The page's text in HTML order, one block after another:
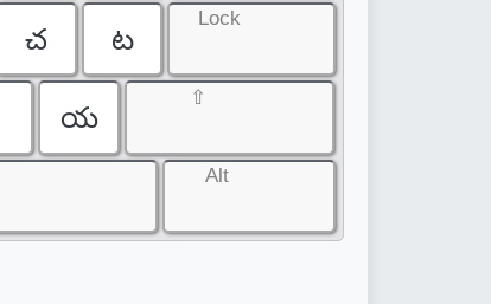
చ ట
Lock
య
⇧
Alt